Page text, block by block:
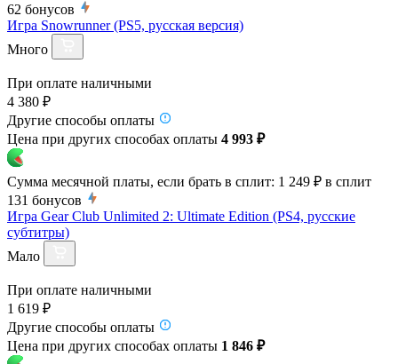
62 бонусов
Игра Snowrunner (PS5, русская версия)
Много
При оплате наличными
4 380 ₽
Другие способы оплаты
Цена при других способах оплаты 4 993 ₽
Сумма месячной платы, если брать в сплит: 1 249 ₽ в сплит
131 бонусов
Игра Gear Club Unlimited 2: Ultimate Edition (PS4, русские
субтитры)
Мало
При оплате наличными
1 619 ₽
Другие способы оплаты
Цена при других способах оплаты 1 846 ₽